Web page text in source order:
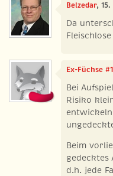
Belzedar,
Da
Ex-Füchse
Bei
Risiko
entwickeln
Beim
gedecktes
d.h. jede